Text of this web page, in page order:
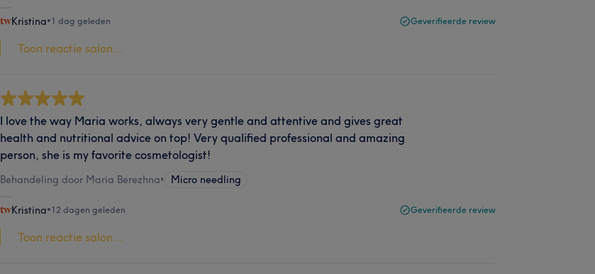
Kristina•1 dag geleden Geverifieerde review
Toon reactie salon...
I love the way Maria works, always very gentle and attentive and gives great
health and nutritional advice on top! Very qualified professional and amazing
person, she is my favorite cosmetologist!
Behandeling door Maria Berezhna• Micro needling
Kristina•12 dagen geleden Geverifieerde review
Toon reactie salon...